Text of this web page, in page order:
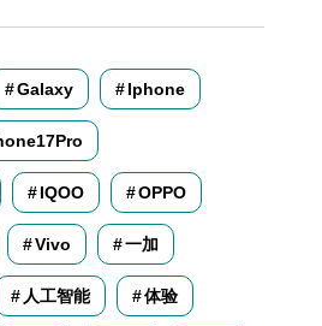
Galaxy Iphone
IQOO OPPO
Vivo 一加
人工智能 体验